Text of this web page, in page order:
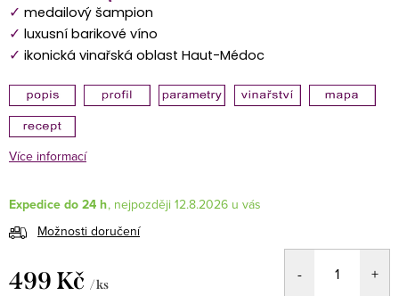
✓ medailový šampion
✓ luxusní barikové víno
✓ ikonická vinařská oblast Haut-Médoc
Více informací
Expedice do 24 h
12.8.2026
Možnosti doručení
499 Kč / ks